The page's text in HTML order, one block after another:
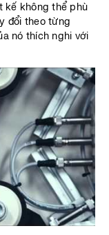
kế không thể phù
đổi theo từng
nó thích nghi với